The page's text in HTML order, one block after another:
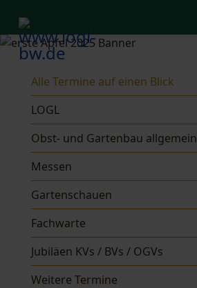
Alle Termine auf einen Blick
LOGL
Obst- und Gartenbau allgemein
Messen
Gartenschauen
Fachwarte
Jubiläen KVs / BVs / OGVs
Weitere Termine